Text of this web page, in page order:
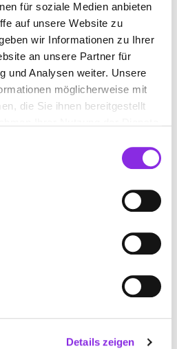
für soziale Medien anbieten
auf unsere Website zu
wir Informationen zu Ihrer
an unsere Partner für
und Analysen weiter. Unsere
möglicherweise mit
die Sie ihnen bereitgestellt
Details zeigen
97877 Wertheim DE